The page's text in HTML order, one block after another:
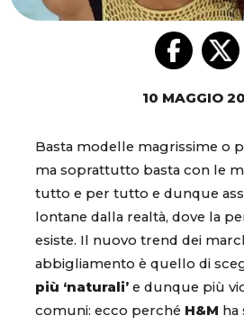
10 MAGGIO
Basta modelle magrissime o
ma soprattutto basta con le
tutto e per tutto e dunque
lontane dalla realtà, dove la
esiste. Il nuovo trend dei
abbigliamento è quello di
più ‘naturali’ e dunque più
comuni: ecco perché H&M